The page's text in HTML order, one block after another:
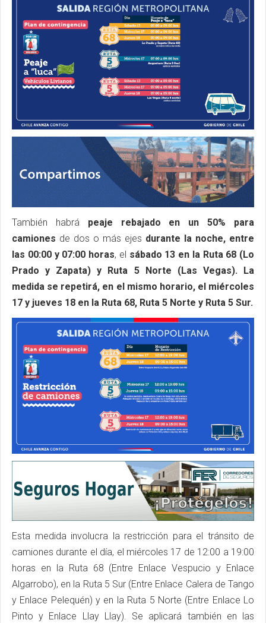
También habrá peaje rebajado en un 50% para
camiones de dos o más ejes durante la noche, entre
las 00:00 y 07:00 horas, el sábado 13 en la Ruta 68 (Lo
Prado y Zapata) y Ruta 5 Norte (Las Vegas). La
medida se repetirá, en el mismo horario, el miércoles
17 y jueves 18 en la Ruta 68, Ruta 5 Norte y Ruta 5 Sur.
Esta medida involucra la restricción para el tránsito de
camiones durante el día, el miércoles 17 de 12:00 a 19:00
horas en la Ruta 68 (Entre Enlace Vespucio y Enlace
Algarrobo), en la Ruta 5 Sur (Entre Enlace Calera de Tango
y Enlace Pelequén) y en la Ruta 5 Norte (Entre Enlace Lo
Pinto y Enlace Llay Llay). Se aplicará también en las